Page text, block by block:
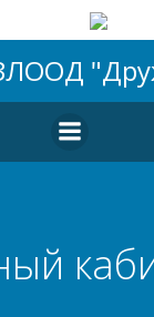
к